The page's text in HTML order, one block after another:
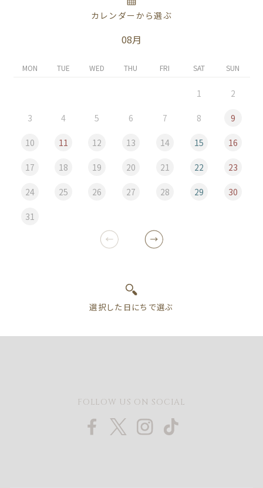
カレンダーから選ぶ
08月
MON TUE WED THU FRI SAT SUN
1 2
3 4 5 6 7 8 9
10 11 12 13 14 15 16
17 18 19 20 21 22 23
24 25 26 27 28 29 30
31
FOLLOW US ON SOCIAL